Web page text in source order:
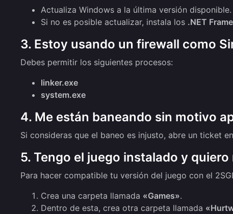
Actualiza Windows a la última versión disponible.
Si no es posible actualizar, instala los .NET
3. Estoy usando un firewall como
Debes permitir los siguientes procesos:
linker.exe
system.exe
4. Me están baneando sin motivo
Si consideras que el baneo es injusto, abre un ticket
5. Tengo el juego instalado y
Para hacer compatible tu versión del juego con el
Crea una carpeta llamada «Games».
Dentro de esta, crea otra carpeta llamada